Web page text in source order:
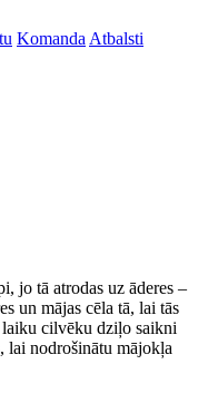
Komanda Atbalsti
jo tā atrodas uz āderes –
un mājas cēla tā, lai tās
laiku cilvēku dziļo saikni
lai nodrošinātu mājokļa